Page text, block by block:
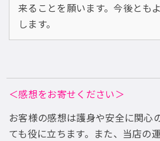
来ることを願います。今後とも
します。
＜感想をお寄せください＞
お客様の感想は護身や安全に関心
ても役に立ちます。また、当店の